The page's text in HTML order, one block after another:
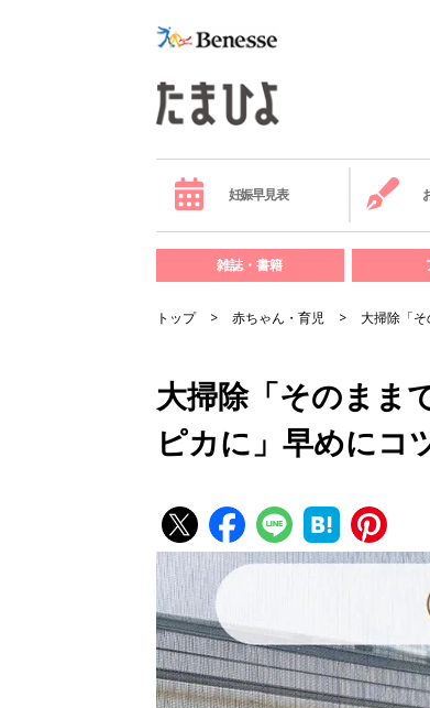
妊娠早見表
雑誌・書籍
トップ 赤ちゃん・育児 大掃除「
大掃除「そのまま
ピカに」早めにコ